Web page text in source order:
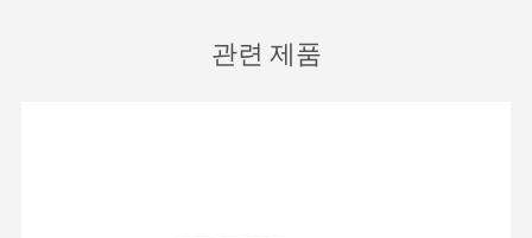
관련 제품